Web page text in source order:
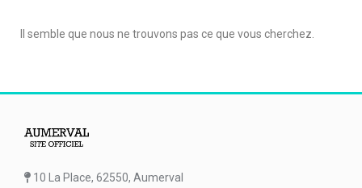
Il semble que nous ne trouvons pas ce que vous cherchez.
10 La Place, 62550, Aumerval